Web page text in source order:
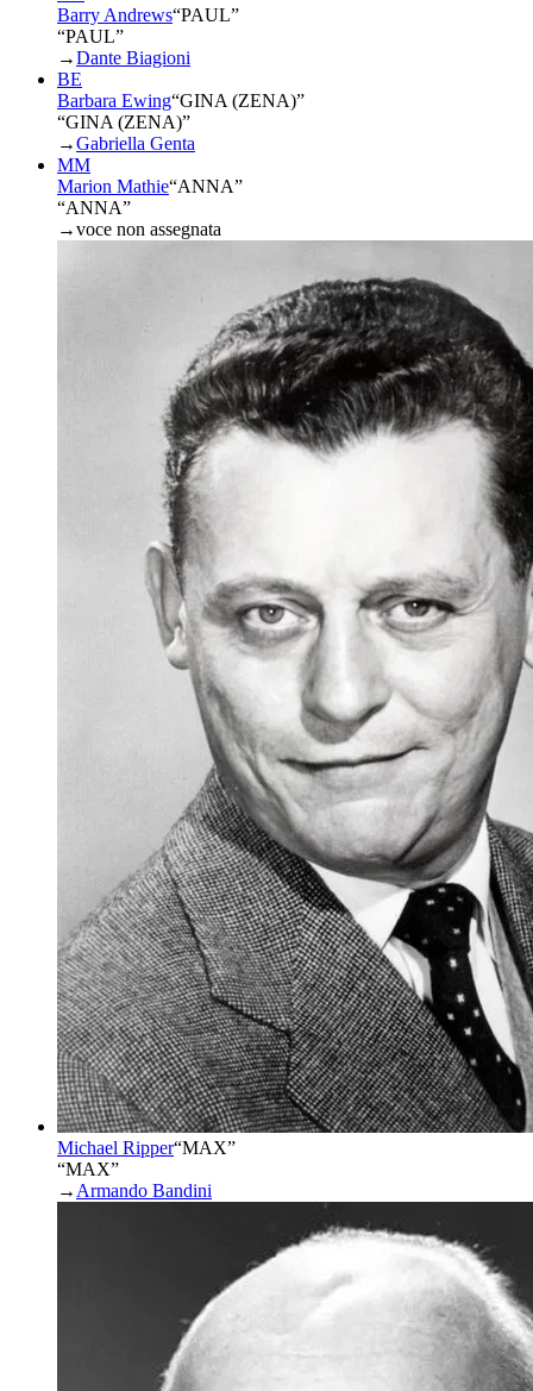
Barry Andrews“PAUL”
“PAUL”
→Dante Biagioni
BE
Barbara Ewing“GINA (ZENA)”
“GINA (ZENA)”
→Gabriella Genta
MM
Marion Mathie“ANNA”
“ANNA”
→voce non assegnata
Michael Ripper“MAX”
“MAX”
→ Armando Bandini